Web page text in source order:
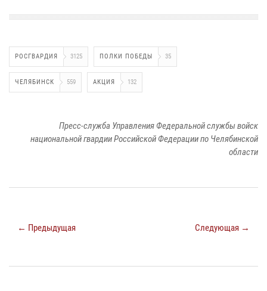
РОСГВАРДИЯ 3125 ПОЛКИ ПОБЕДЫ 35
ЧЕЛЯБИНСК 559 АКЦИЯ 132
Пресс-служба Управления Федеральной службы войск
национальной гвардии Российской Федерации по Челябинской
области
← Предыдущая Следующая →